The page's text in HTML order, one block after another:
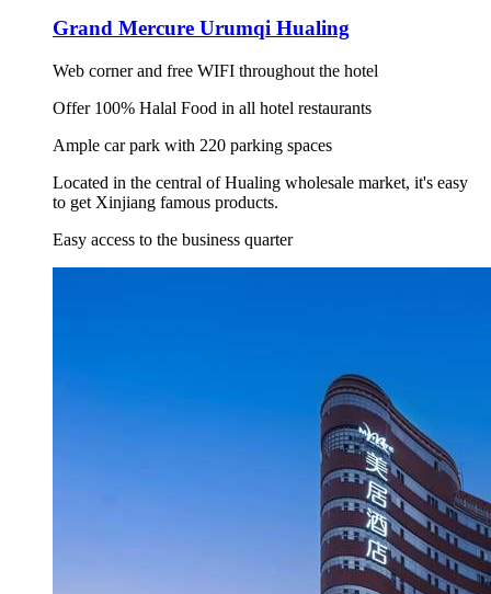
Grand Mercure Urumqi Hualing
Web corner and free WIFI throughout the hotel
Offer 100% Halal Food in all hotel restaurants
Ample car park with 220 parking spaces
Located in the central of Hualing wholesale market, it's easy
to get Xinjiang famous products.
Easy access to the business quarter